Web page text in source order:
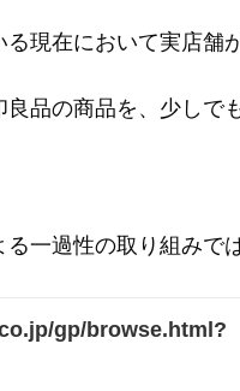
現在において実店舗
品の商品を、少しで
一過性の取り組みで
gp/browse.html?